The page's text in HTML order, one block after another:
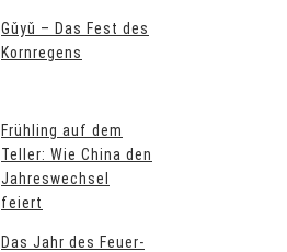
Gǔyǔ – Das Fest des
Kornregens
Frühling auf dem
Teller: Wie China den
Jahreswechsel
feiert
Das Jahr des Feuer-